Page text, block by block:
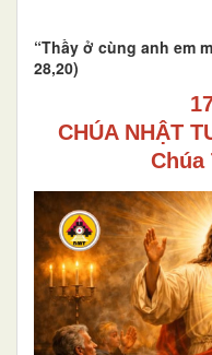
“Thầy ở cùng anh em
28,20)
CHÚA NHẬT
Chúa